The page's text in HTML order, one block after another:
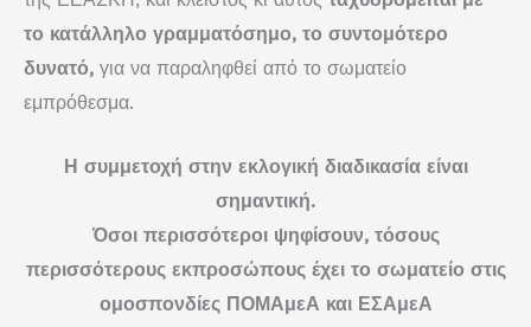
το κατάλληλο γραμ­μα­τόσημο, το συντομότερο
δυνατό, για να παραληφθεί από το σωματείο
εμπρόθεσμα.
Η συμμετοχή στην εκλογική διαδικασία είναι
σημαντική.
Όσοι περισσότεροι ψηφίσουν, τόσους
περισσότερους εκπροσώπους έχει το σωματείο στις
ομοσπονδίες ΠΟΜΑμεΑ και ΕΣΑμεΑ